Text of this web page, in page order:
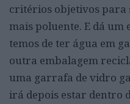
critérios objetivos para
mais poluente. E dá um
temos de ter água em
outra embalagem
uma garrafa de vidro
irá depois estar dentro